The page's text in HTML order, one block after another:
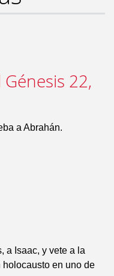
22,
a Abrahán.
a Isaac, y vete a la
en uno de